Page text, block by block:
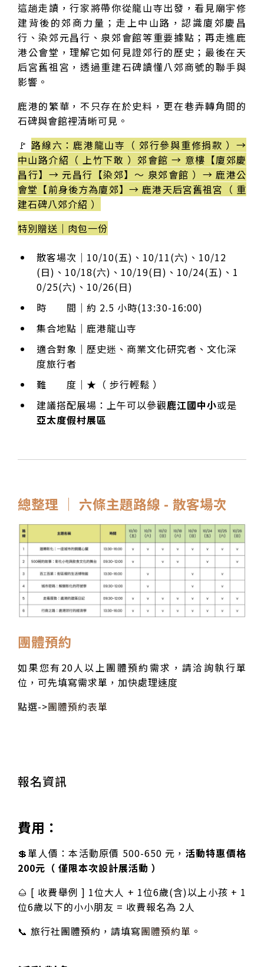
這趟走讀，行家將帶你從龍山寺出發，看見廟宇修
建背後的郊商力量；走上中山路，認識廈郊慶昌
行、染郊元昌行、泉郊會館等重要據點；再走進鹿
港公會堂，理解它如何見證郊行的歷史；最後在天
后宮舊祖宮，透過重建石碑讀懂八郊商號的聯手與
影響。
鹿港的繁華，不只存在於史料，更在巷弄轉角間的
石碑與會館裡清晰可見。
🚩路線六：鹿港龍山寺（ 郊行參與重修捐款 ）→
中山路介紹（ 上竹下敢 ）郊會館 → 意樓【廈郊慶
昌行】→ 元昌行【染郊】～ 泉郊會館 ）→ 鹿港公
會堂【前身後方為廈郊】→ 鹿港天后宮舊祖宮（ 重
建石碑八郊介紹 ）
特別贈送｜肉包一份
散客場次｜10/10(五)、10/11(六)、10/12
(日)、10/18(六)、10/19(日)、10/24(五)、1
0/25(六)、10/26(日)
時 間｜約 2.5 小時(13:30-16:00)
集合地點｜鹿港龍山寺
適合對象｜歷史迷、商業文化研究者、文化深
度旅行者
難 度｜★（ 步行輕鬆 ）
建議搭配展場：上午可以參觀鹿江國中小或是
亞太度假村展區
總整理 │ 六條主題路線 - 散客場次
團體預約
如果您有20人以上團體預約需求，請洽詢執行單
位，可先填寫需求單，加快處理速度
點選->團體預約表單
報名資訊
費用：
💲單人價：本活動原價 500-650 元， 活動特惠價格
200元（ 僅限本次設計展活動 ）
🌰 [ 收費舉例 ] 1位大人 + 1位6歲(含)以上小孩 + 1
位6歲以下的小小朋友 = 收費報名為 2人
📞 旅行社團體預約，請填寫團體預約單 。